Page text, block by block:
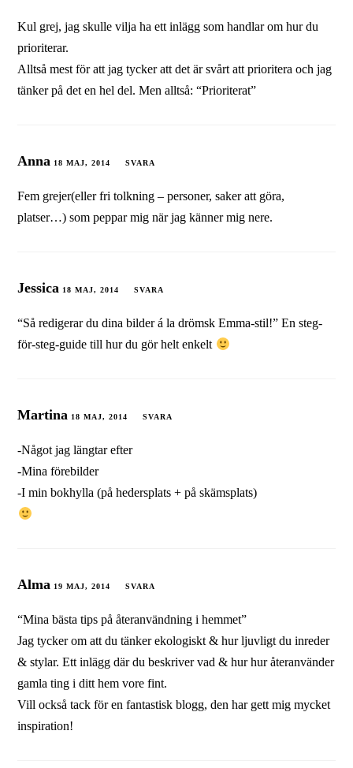
Kul grej, jag skulle vilja ha ett inlägg som handlar om hur du
prioriterar.
Alltså mest för att jag tycker att det är svårt att prioritera och jag
tänker på det en hel del. Men alltså: “Prioriterat”
Anna 18 MAJ, 2014 SVARA
Fem grejer(eller fri tolkning – personer, saker att göra,
platser…) som peppar mig när jag känner mig nere.
Jessica 18 MAJ, 2014 SVARA
“Så redigerar du dina bilder á la drömsk Emma-stil!” En steg-
för-steg-guide till hur du gör helt enkelt
Martina 18 MAJ, 2014 SVARA
-Något jag längtar efter
-Mina förebilder
-I min bokhylla (på hedersplats + på skämsplats)
Alma 19 MAJ, 2014 SVARA
“Mina bästa tips på återanvändning i hemmet”
Jag tycker om att du tänker ekologiskt & hur ljuvligt du inreder
& stylar. Ett inlägg där du beskriver vad & hur hur återanvänder
gamla ting i ditt hem vore fint.
Vill också tack för en fantastisk blogg, den har gett mig mycket
inspiration!